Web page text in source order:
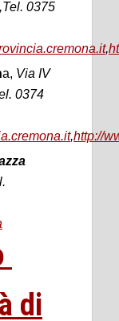
0375
,
a, Via IV
0374
,http://
di